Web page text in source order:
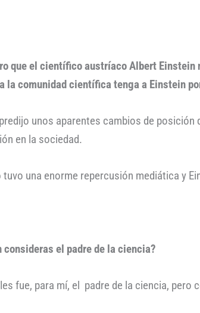
que el científico austríaco Albert
la comunidad científica tenga a Einstein
unos aparentes cambios de
en la sociedad.
tuvo una enorme repercusión mediática y
consideras el padre de la ciencia?
fue, para mí, el padre de la ciencia, pero